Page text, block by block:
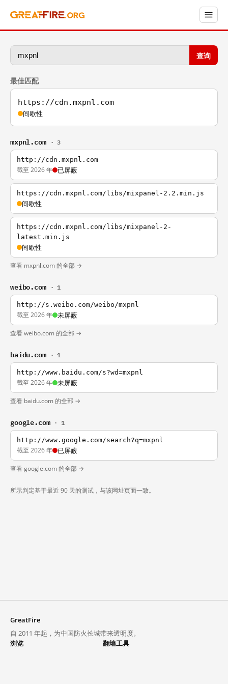
查询
最佳匹配
https://cdn.mxpnl.com
间歇性
mxpnl.com · 3
http://cdn.mxpnl.com
截至 2026 年 已屏蔽
https://cdn.mxpnl.com/libs/mixpanel-2.2.min.js
间歇性
https://cdn.mxpnl.com/libs/mixpanel-2-
latest.min.js
间歇性
查看 mxpnl.com 的全部 →
weibo.com · 1
http://s.weibo.com/weibo/mxpnl
截至 2026 年 未屏蔽
查看 weibo.com 的全部 →
baidu.com · 1
http://www.baidu.com/s?wd=mxpnl
截至 2026 年 未屏蔽
查看 baidu.com 的全部 →
google.com · 1
http://www.google.com/search?q=mxpnl
截至 2026 年 已屏蔽
查看 google.com 的全部 →
所示判定基于最近 90 天的测试，与该网址页面一致。
GreatFire
自 2011 年起，为中国防火长城带来透明度。
浏览
翻墙工具